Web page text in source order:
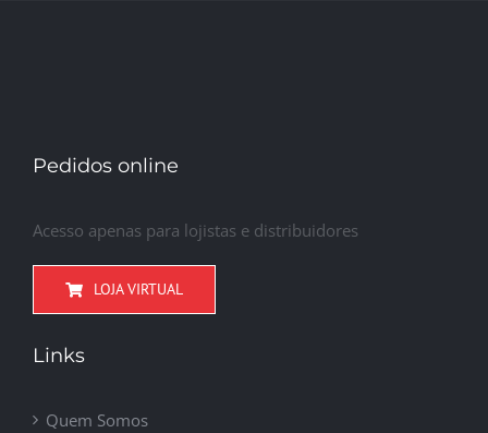
Pedidos online
Acesso apenas para lojistas e distribuidores
LOJA VIRTUAL
Links
Quem Somos